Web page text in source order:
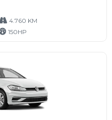
4.760 KM
150HP